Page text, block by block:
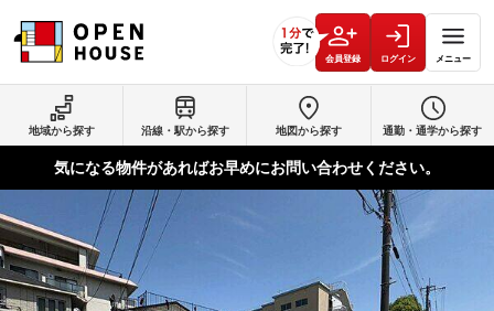
会員登録 ログイン メニュー
地域から探す 沿線・駅から探す 地図から探す 通勤・通学から探す
気になる物件があればお早めにお問い合わせください。